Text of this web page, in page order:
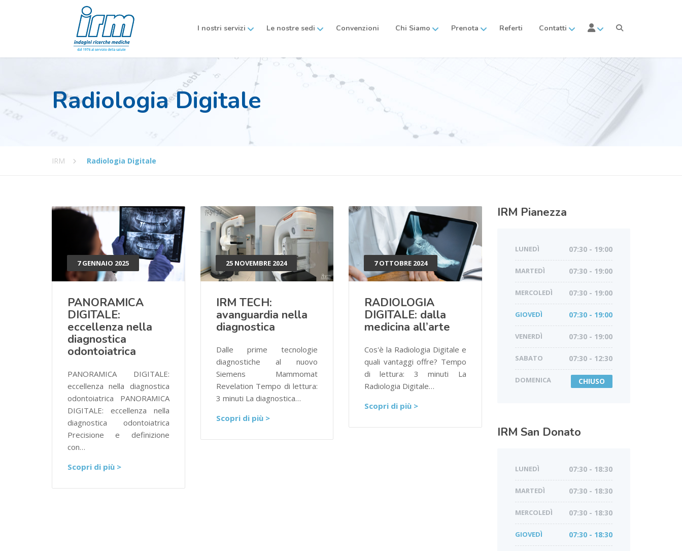
I nostri servizi Le nostre sedi Convenzioni Chi Siamo Prenota Referti Contatti
Radiologia Digitale
IRM Radiologia Digitale
7 GENNAIO 2025
PANORAMICA
DIGITALE:
eccellenza nella
diagnostica
odontoiatrica
PANORAMICA DIGITALE:
eccellenza nella diagnostica
odontoiatrica PANORAMICA
DIGITALE: eccellenza nella
diagnostica odontoiatrica
Precisione e definizione
con…
Scopri di più >
25 NOVEMBRE 2024
IRM TECH:
avanguardia nella
diagnostica
Dalle prime tecnologie
diagnostiche al nuovo
Siemens Mammomat
Revelation Tempo di lettura:
3 minuti La diagnostica…
Scopri di più >
7 OTTOBRE 2024
RADIOLOGIA
DIGITALE: dalla
medicina all’arte
Cos'è la Radiologia Digitale e
quali vantaggi offre? Tempo
di lettura: 3 minuti La
Radiologia Digitale…
Scopri di più >
IRM Pianezza
LUNEDÌ 07:30 - 19:00
MARTEDÌ 07:30 - 19:00
MERCOLEDÌ 07:30 - 19:00
GIOVEDÌ 07:30 - 19:00
VENERDÌ 07:30 - 19:00
SABATO 07:30 - 12:30
DOMENICA CHIUSO
IRM San Donato
LUNEDÌ 07:30 - 18:30
MARTEDÌ 07:30 - 18:30
MERCOLEDÌ 07:30 - 18:30
GIOVEDÌ 07:30 - 18:30